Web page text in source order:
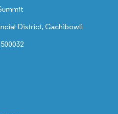
District, Gachibowli